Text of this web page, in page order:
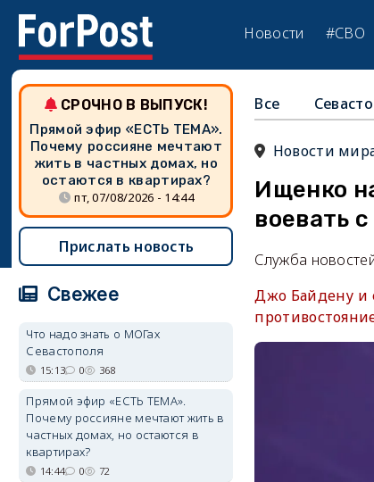
Новости #СВО
Все
Новости
Ищенко
воевать
Служба
Джо Байдену и
СРОЧНО В ВЫПУСК!
Прямой эфир «ЕСТЬ ТЕМА».
Почему россияне мечтают
жить в частных домах, но
остаются в квартирах?
пт, 07/08/2026 - 14:44
Прислать новость
Свежее
Что надо знать о МОГах
Севастополя
15:13 0 368
Прямой эфир «ЕСТЬ ТЕМА».
Почему россияне мечтают жить в
частных домах, но остаются в
квартирах?
14:44 0 72